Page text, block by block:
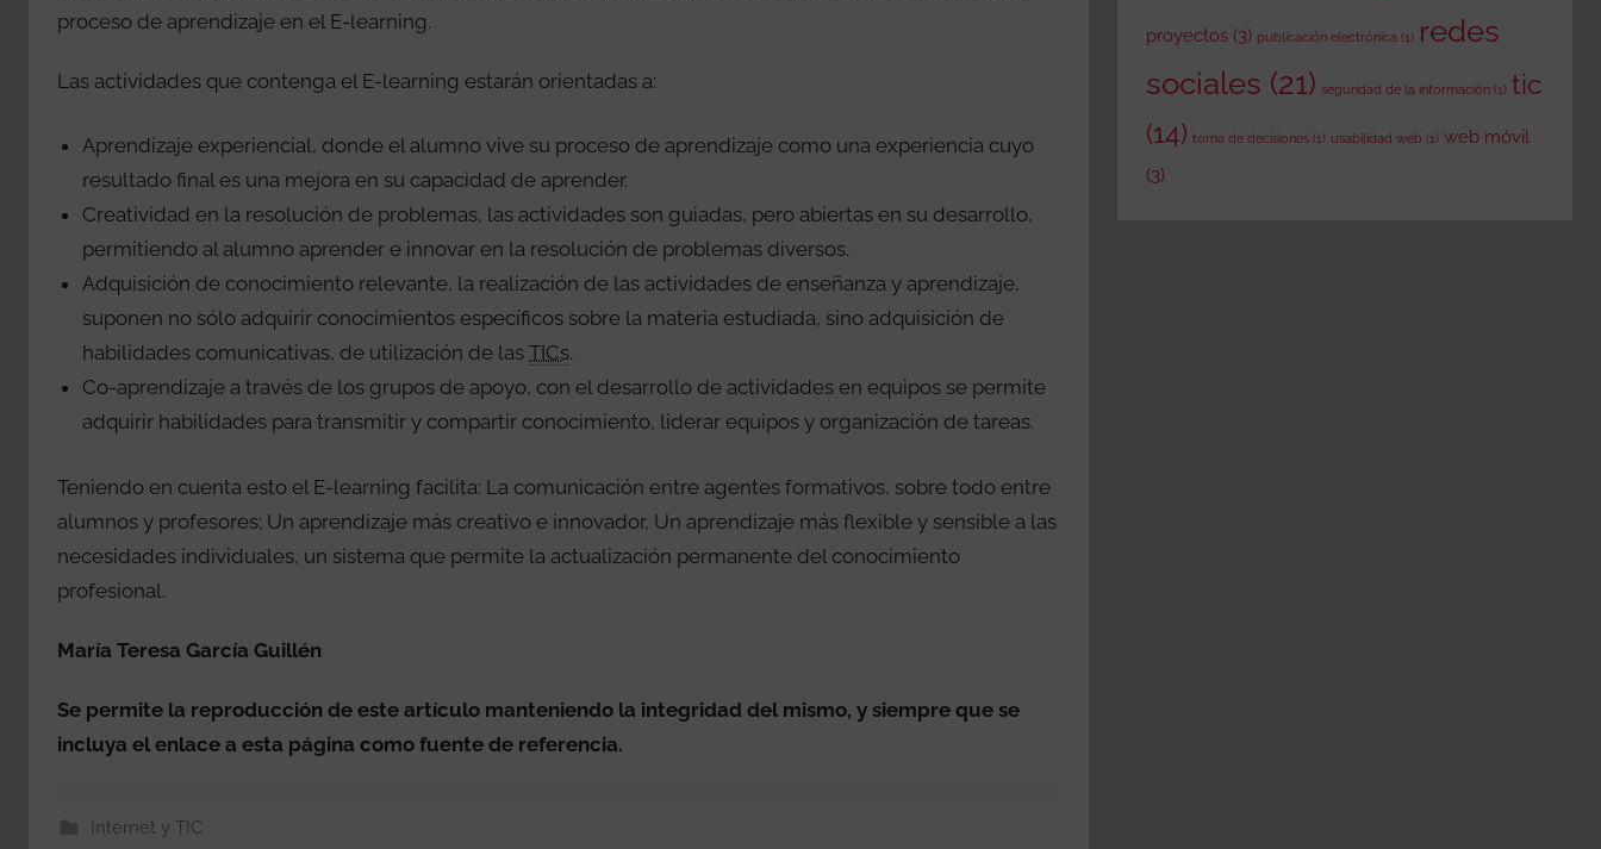
proceso de aprendizaje en el E-learning.
Las actividades que contenga el E-learning estarán orientadas a:
Aprendizaje experiencial, donde el alumno vive su proceso de aprendizaje como una experiencia cuyo
resultado final es una mejora en su capacidad de aprender.
Creatividad en la resolución de problemas, las actividades son guiadas, pero abiertas en su desarrollo,
permitiendo al alumno aprender e innovar en la resolución de problemas diversos.
Adquisición de conocimiento relevante, la realización de las actividades de enseñanza y aprendizaje,
suponen no sólo adquirir conocimientos específicos sobre la materia estudiada, sino adquisición de
habilidades comunicativas, de utilización de lasTICs.
Co-aprendizaje a través de los grupos de apoyo, con el desarrollo de actividades en equipos se permite
adquirir habilidades para transmitir y compartir conocimiento, liderar equipos y organización de tareas.
Teniendo en cuenta esto el E-learning facilita: La comunicación entre agentes formativos, sobre todo entre
alumnos y profesores; Un aprendizaje más creativo e innovador, Un aprendizaje más flexible y sensible a las
necesidades individuales, un sistema que permite la actualización permanente del conocimiento
profesional.
María Teresa García Guillén
Se permite la reproducción de este artículo manteniendo la integridad del mismo, y siempre que se
incluya el enlace a esta página como fuente de referencia.
Internet y TIC
proyectos (3) publicación electrónica (1) redes
sociales (21) seguridad de la información (1) tic
(14) toma de decisiones (1) usabilidad web (1) web móvil
(3)